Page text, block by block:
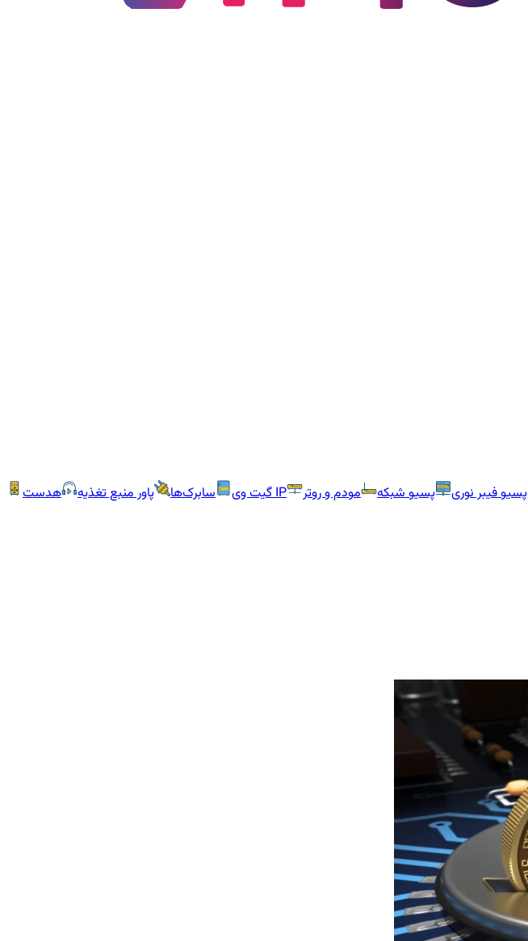
پسیو فیبر نوری پسیو شبکه مودم و روتر IP گیت وی سابرک‌ها پاور منبع تغذیه
هدست